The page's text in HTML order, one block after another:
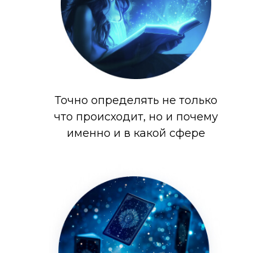
Точно определять не только
что происходит, но и почему
именно и в какой сфере